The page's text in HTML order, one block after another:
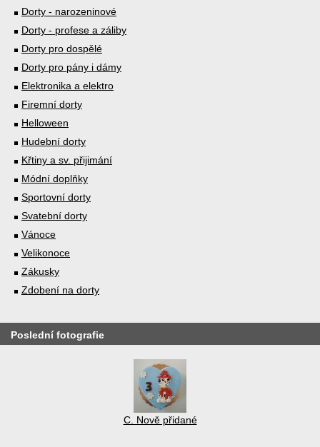
Dorty - narozeninové
Dorty - profese a záliby
Dorty pro dospělé
Dorty pro pány i dámy
Elektronika a elektro
Firemní dorty
Helloween
Hudební dorty
Křtiny a sv. přijimání
Módní doplňky
Sportovní dorty
Svatební dorty
Vánoce
Velikonoce
Zákusky
Zdobení na dorty
Poslední fotografie
C. Nově přidané